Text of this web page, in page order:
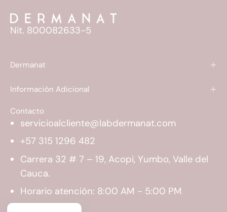
Nit. 800082633-5
Dermanat
Información Adicional
Contacto
servicioalcliente@labdermanat.com
+57 315 1296 482
Carrera 32 # 7 – 19, Acopi, Yumbo, Valle del
Cauca.
Horario atención: 8:00 AM - 5:00 PM